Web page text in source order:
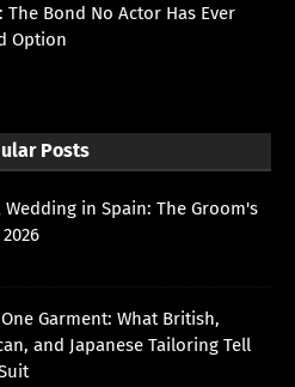
The Bond No Actor Has Ever
Option
Posts
in Spain: The Groom's
Garment: What British,
and Japanese Tailoring Tell